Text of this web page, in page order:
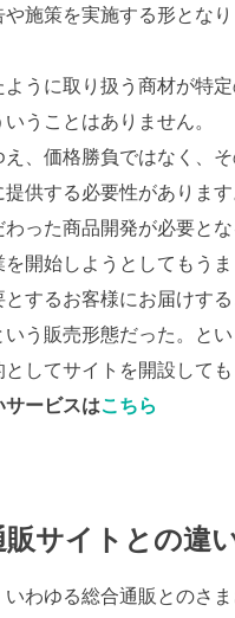
施策を実施する形となり
うに取り扱う商材が特
うことはありません。
、価格勝負ではなく、
供する必要性がありま
った商品開発が必要と
開始しようとしてもうま
するお客様にお届けす
う販売形態だった。と
してサイトを開設しても
ービスはこちら
サイトとの違
わゆる総合通販とのさ